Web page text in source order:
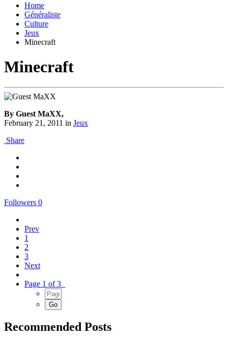
Home
Généraliste
Culture
Jeux
Minecraft
Minecraft
By Guest MaXX,
February 21, 2011 in Jeux
Share
Followers 0
Prev
1
2
3
Next
Page 1 of 3
Recommended Posts